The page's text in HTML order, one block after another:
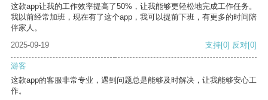
这款app让我的工作效率提高了50%，让我能够更轻松地完成工作任务。
我以前经常加班，现在有了这个app，我可以提前下班，有更多的时间陪
伴家人。
2025-09-19
支持[0] 反对[0]
游客
这款app的客服非常专业，遇到问题总是能够及时解决，让我能够安心工
作。